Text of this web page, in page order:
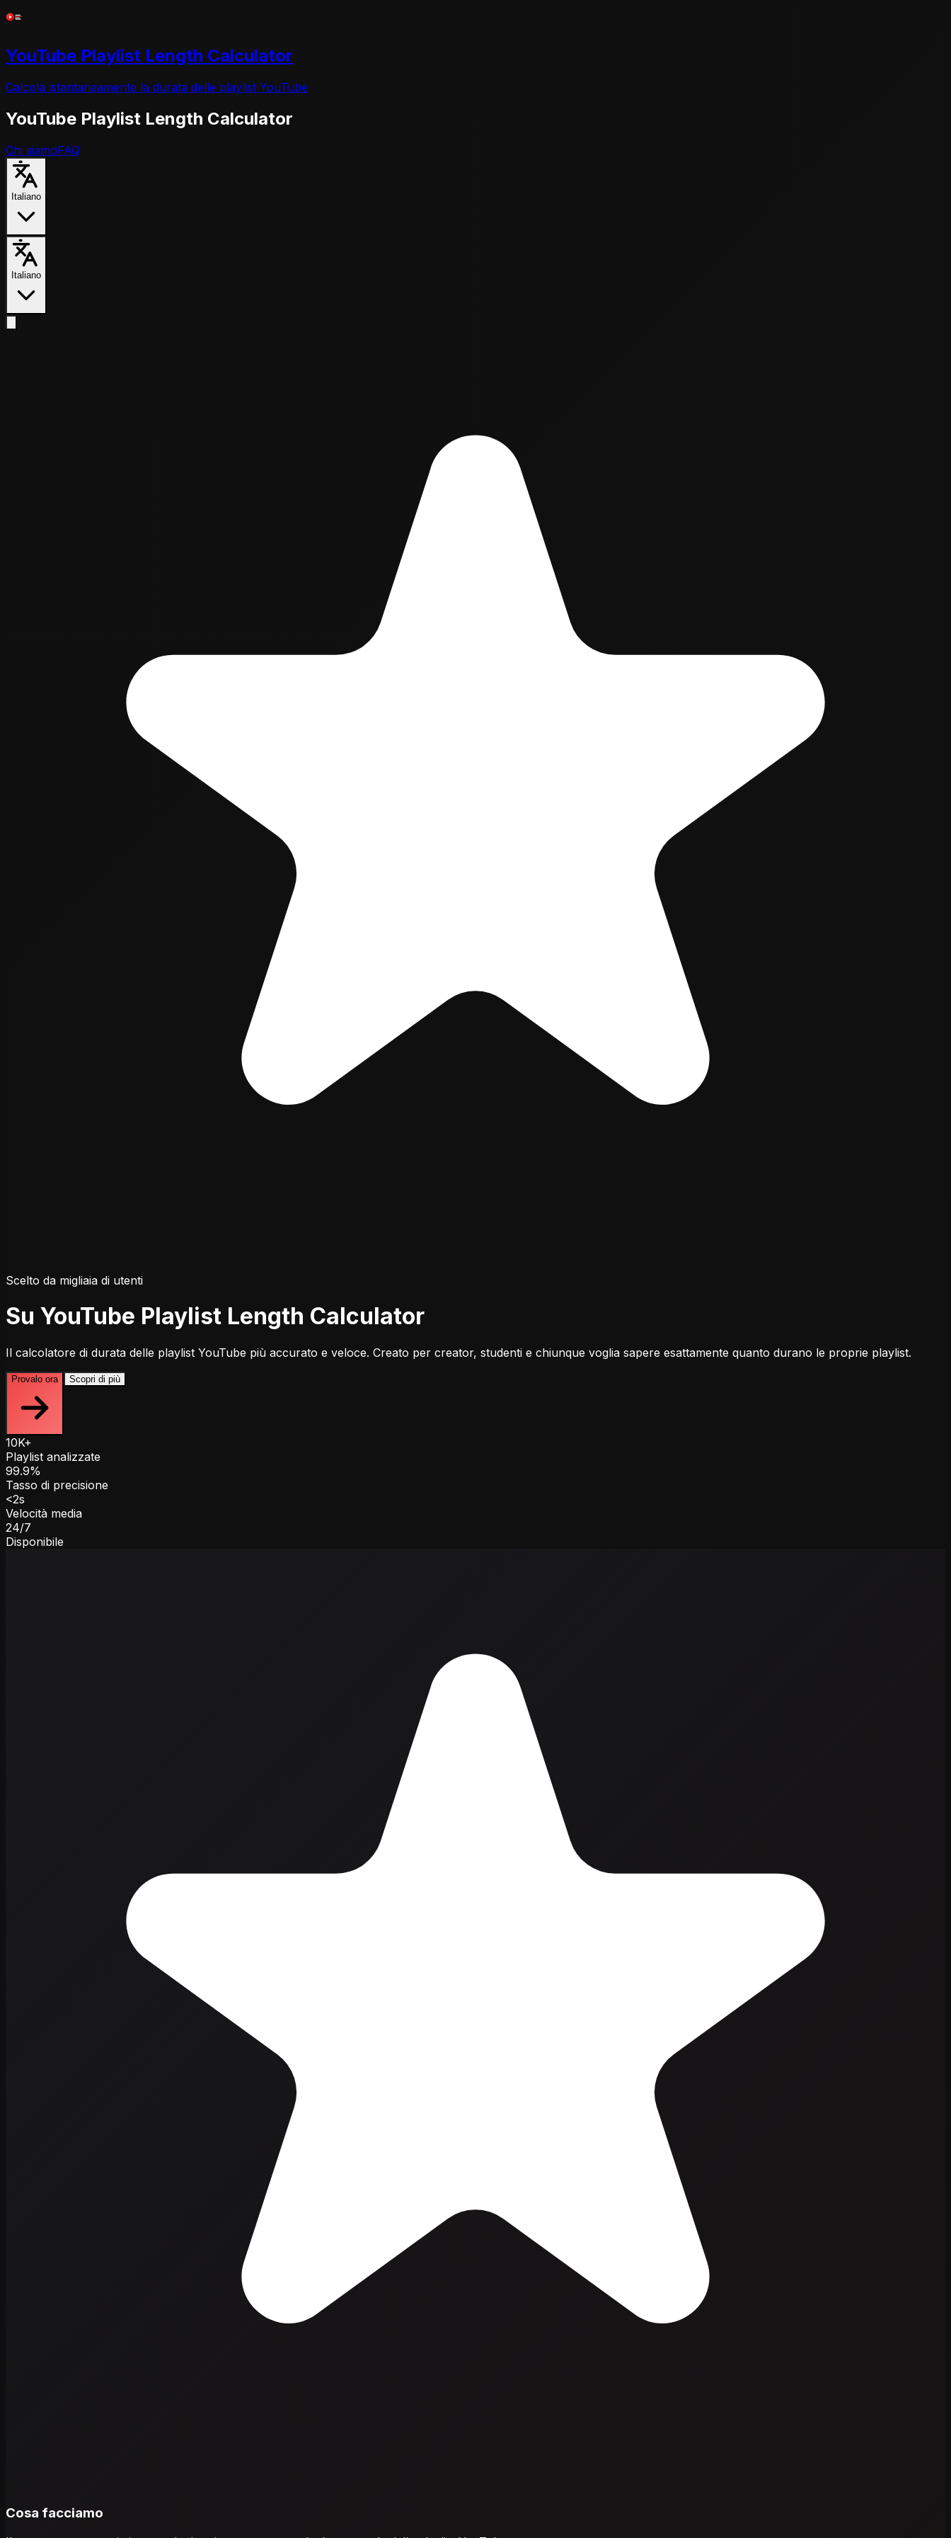
YouTube Playlist Length Calculator
Calcola istantaneamente la durata delle playlist YouTube
YouTube Playlist Length Calculator
Chi siamoFAQ
Italiano
Italiano
Scelto da migliaia di utenti
Su YouTube Playlist Length Calculator
Il calcolatore di durata delle playlist YouTube più accurato e veloce. Creato per creator, studenti e chiunque voglia sapere esattamente quanto durano le proprie playlist.
Provalo ora Scopri di più
10K+
Playlist analizzate
99.9%
Tasso di precisione
<2s
Velocità media
24/7
Disponibile
Cosa facciamo